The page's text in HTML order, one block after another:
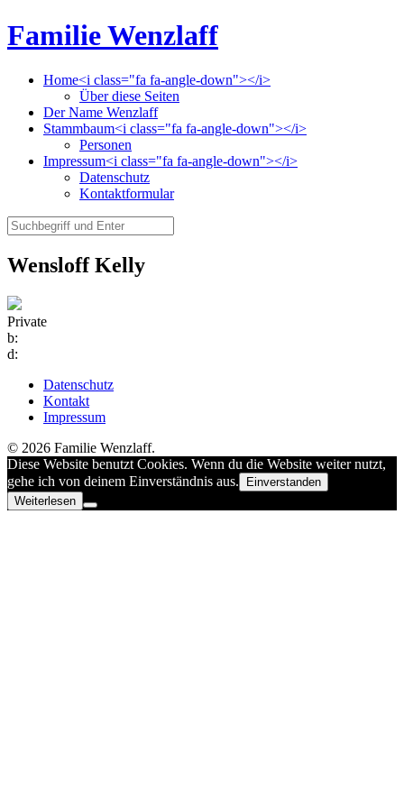
Familie Wenzlaff
Home<i class="fa fa-angle-down"></i>
Über diese Seiten
Der Name Wenzlaff
Stammbaum<i class="fa fa-angle-down"></i>
Personen
Impressum<i class="fa fa-angle-down"></i>
Datenschutz
Kontaktformular
Wensloff Kelly
Private
b:
d:
Datenschutz
Kontakt
Impressum
© 2026 Familie Wenzlaff.
Diese Website benutzt Cookies. Wenn du die Website weiter nutzt,
gehe ich von deinem Einverständnis aus.
Einverstanden
Weiterlesen